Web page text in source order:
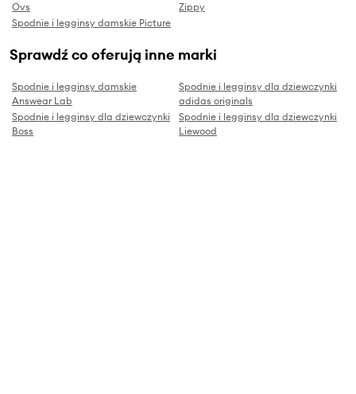
Ovs
Zippy
Spodnie i legginsy damskie Picture
Sprawdź co oferują inne marki
Spodnie i legginsy damskie
Answear Lab
Spodnie i legginsy dla dziewczynki
adidas originals
Spodnie i legginsy dla dziewczynki
Boss
Spodnie i legginsy dla dziewczynki
Liewood